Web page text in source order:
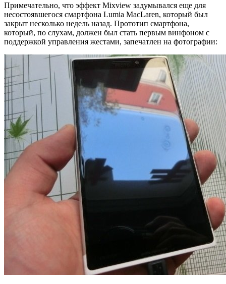
Примечательно, что эффект Mixview задумывался еще для
несостоявшегося смартфона Lumia MacLaren, который был
закрыт несколько недель назад. Прототип смартфона,
который, по слухам, должен был стать первым винфоном с
поддержкой управления жестами, запечатлен на фотографии: